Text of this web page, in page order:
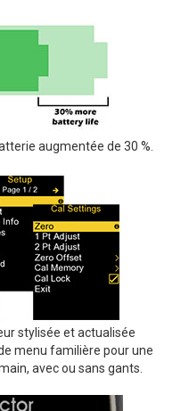
augmentée de 30 %.
stylisée et actualisée
menu familière pour une
avec ou sans gants.